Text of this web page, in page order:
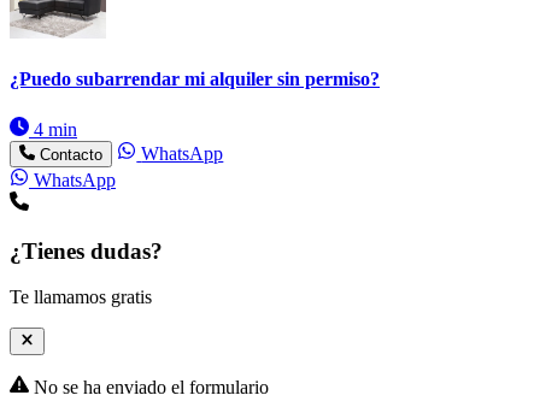
¿Puedo subarrendar mi alquiler sin permiso?
4 min
Contacto
WhatsApp
WhatsApp
¿Tienes dudas?
Te llamamos gratis
No se ha enviado el formulario